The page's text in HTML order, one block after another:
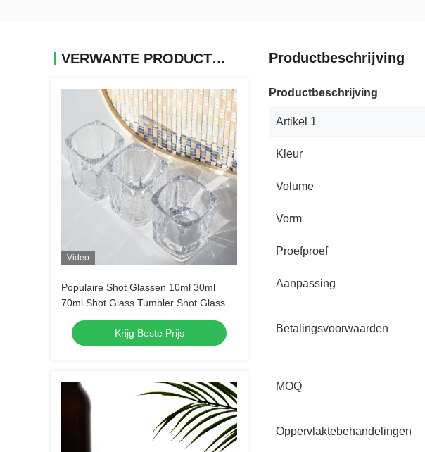
VERWANTE PRODUCTEN
Video
Populaire Shot Glassen 10ml 30ml
70ml Shot Glass Tumbler Shot Glass
Doorzichtige alcohol glazen
Krijg Beste Prijs
Productbeschrijving
Productbeschrijving
Artikel 1
Kleur
Volume
Vorm
Proefproef
Aanpassing
Betalingsvoorwaarden
MOQ
Oppervlaktebehandelingen